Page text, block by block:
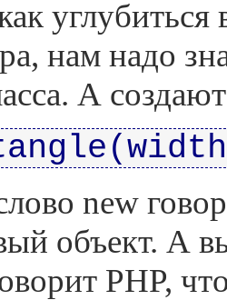
углубиться
нам надо
А
new
объект. А
PHP,